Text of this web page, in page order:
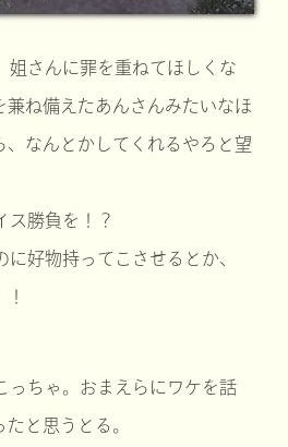
姐さんに罪を重ねてほしくな
ね備えたあんさんみたいなほ
、なんとかしてくれるやろと望
ス勝負を！？
に好物持ってこさせるとか、
っちゃ。おまえらにワケを話
と思うとる。